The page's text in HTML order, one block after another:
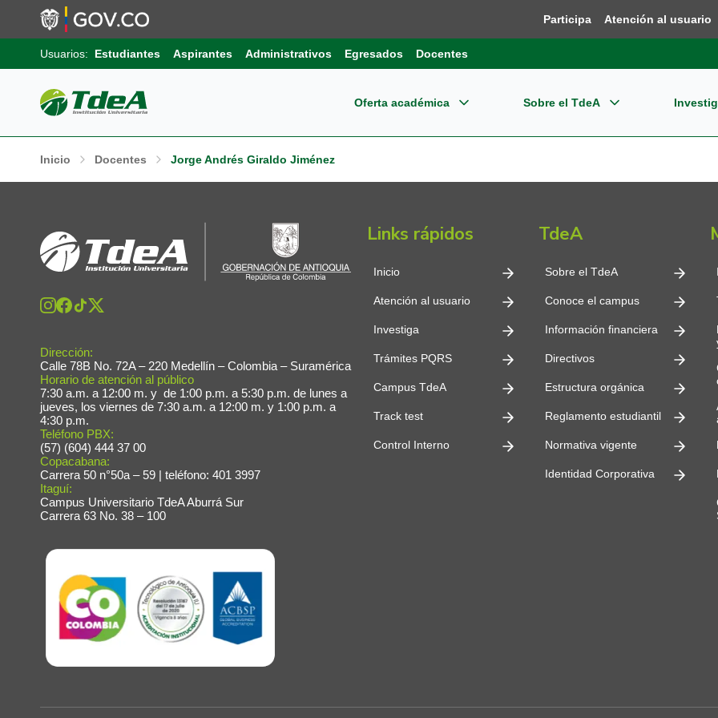
Participa Atención al usuario
Usuarios: Estudiantes Aspirantes Administrativos Egresados Docentes
Oferta académica
Educación Continua
Facultades
Sobre el TdeA
Complejo Financiero y Centro de Negocios
Inicio Docentes Jorge Andrés Giraldo Jiménez
Dirección:
Calle 78B No. 72A – 220 Medellín – Colombia – Suramérica
Horario de atención al público
7:30 a.m. a 12:00 m. y de 1:00 p.m. a 5:30 p.m. de lunes a
jueves, los viernes de 7:30 a.m. a 12:00 m. y 1:00 p.m. a
4:30 p.m.
Teléfono PBX:
(57) (604) 444 37 00
Copacabana:
Carrera 50 n°50a – 59 | teléfono: 401 3997
Itaguí:
Campus Universitario TdeA Aburrá Sur
Carrera 63 No. 38 – 100
Links rápidos
Inicio
Atención al usuario
Investiga
Trámites PQRS
Campus TdeA
Track test
Control Interno
TdeA
Sobre el TdeA
Conoce el campus
Información financiera
Directivos
Estructura orgánica
Reglamento estudiantil
Normativa vigente
Identidad Corporativa